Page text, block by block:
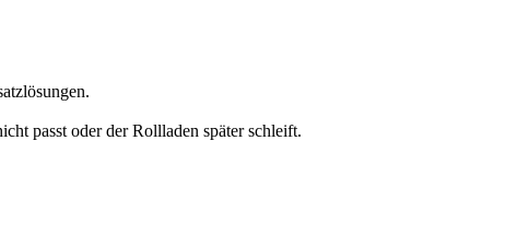
passt oder der Rollladen später schleift.